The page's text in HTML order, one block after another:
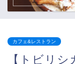
カフェ&レストラン
【トビリ